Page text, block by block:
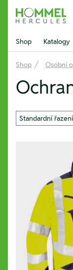
Hommel
Shop Katalogy
Shop Osobní